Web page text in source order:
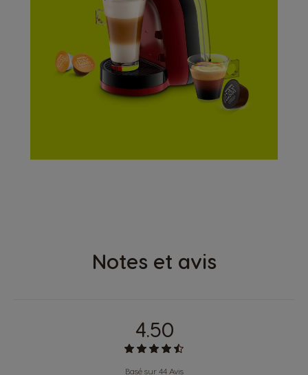
Notes et avis
4.50
Basé sur 44 Avis